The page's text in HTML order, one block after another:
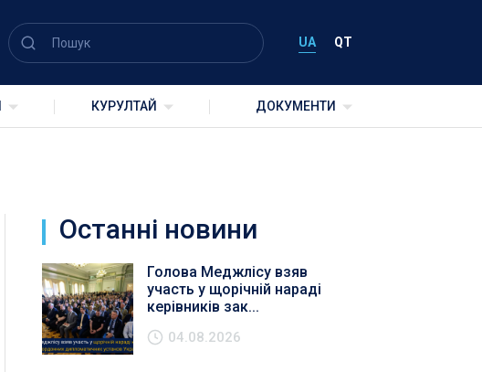
UA QT
КУРУЛТАЙ ДОКУМЕНТИ
Останні новини
Голова Меджлісу взяв
участь у щорічній нараді
керівників зак...
04.08.2026